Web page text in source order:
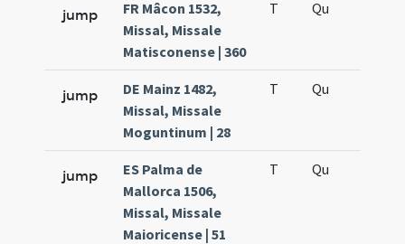
jump
FR Mâcon 1532,
Missal, Missale
Matisconense | 360
T Qu
jump
DE Mainz 1482,
Missal, Missale
Moguntinum | 28
T Qu
jump
ES Palma de
Mallorca 1506,
Missal, Missale
Maioricense | 51
T Qu